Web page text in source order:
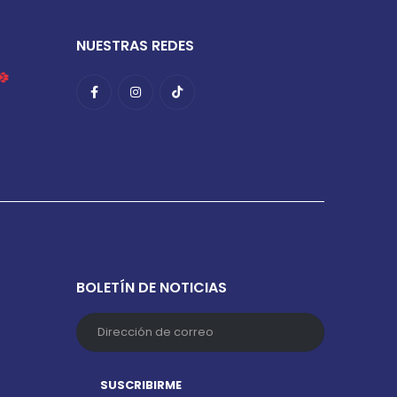
NUESTRAS REDES
BOLETÍN DE NOTICIAS